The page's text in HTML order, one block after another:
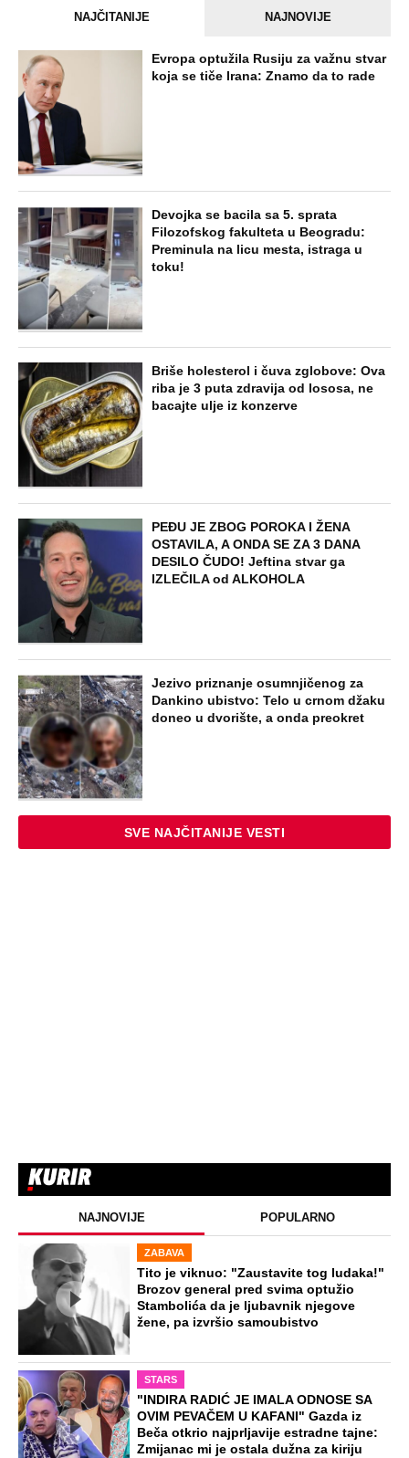
NAJČITANIJE NAJNOVIJE
Evropa optužila Rusiju za važnu stvar
koja se tiče Irana: Znamo da to rade
Devojka se bacila sa 5. sprata
Filozofskog fakulteta u Beogradu:
Preminula na licu mesta, istraga u
toku!
Briše holesterol i čuva zglobove: Ova
riba je 3 puta zdravija od lososa, ne
bacajte ulje iz konzerve
PEĐU JE ZBOG POROKA I ŽENA
OSTAVILA, A ONDA SE ZA 3 DANA
DESILO ČUDO! Jeftina stvar ga
IZLEČILA od ALKOHOLA
Jezivo priznanje osumnjičenog za
Dankino ubistvo: Telo u crnom džaku
doneo u dvorište, a onda preokret
SVE NAJČITANIJE VESTI
NAJNOVIJE POPULARNO
ZABAVA
Tito je viknuo: "Zaustavite tog ludaka!"
Brozov general pred svima optužio
Stambolića da je ljubavnik njegove
žene, pa izvršio samoubistvo
STARS
"INDIRA RADIĆ JE IMALA ODNOSE SA
OVIM PEVAČEM U KAFANI" Gazda iz
Beča otkrio najprljavije estradne tajne:
Zmijanac mi je ostala dužna za kiriju